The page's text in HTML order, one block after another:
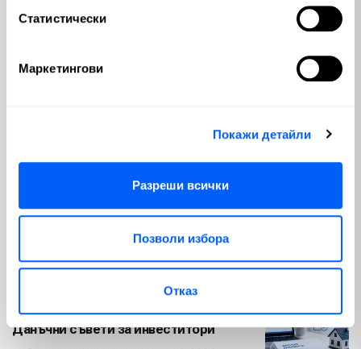
Статистически
Маркетингови
Покажи детайли
Разреши всички
Позволи избора
Отказ
Популярни
Ключови Форекс фактори, които
Схема Понци: Как да разпознаем и
избегнем финансови измами
отВалентин Апостолов| юли 20, 2026
Автоматично деклариране на имот:
Данъчни съвети за инвеститори